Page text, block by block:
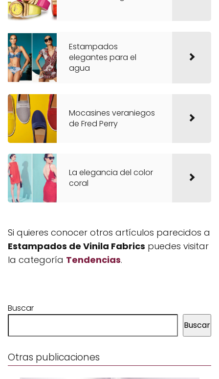
Estampados
elegantes para el
agua
Mocasines veraniegos
de Fred Perry
La elegancia del color
coral
Si quieres conocer otros artículos parecidos a
Estampados de Vinila Fabrics puedes visitar
la categoría Tendencias.
Buscar
Buscar
Otras publicaciones